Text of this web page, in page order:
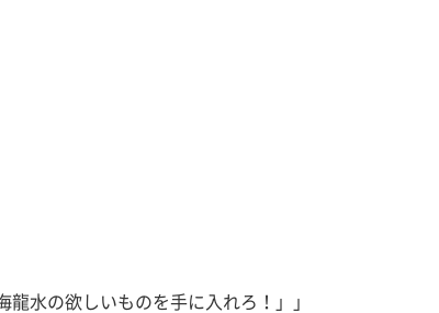
水の欲しいものを手に入れろ！」」